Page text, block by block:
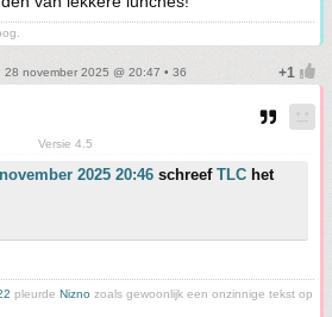
28 november 2025 @ 20:47 • 36
Versie 4.5
2025 20:46 schreef TLC het
pleurde Nizno zoals gewoonlijk een onzinnige tekst op